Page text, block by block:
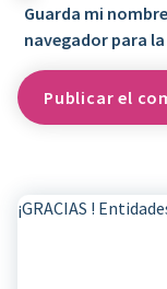
Guarda mi
navegador para
¡GRACIAS !